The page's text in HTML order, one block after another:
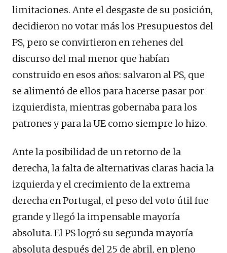
limitaciones. Ante el desgaste de su posición,
decidieron no votar más los Presupuestos del
PS, pero se convirtieron en rehenes del
discurso del mal menor que habían
construido en esos años: salvaron al PS, que
se alimentó de ellos para hacerse pasar por
izquierdista, mientras gobernaba para los
patrones y para la UE como siempre lo hizo.
Ante la posibilidad de un retorno de la
derecha, la falta de alternativas claras hacia la
izquierda y el crecimiento de la extrema
derecha en Portugal, el peso del voto útil fue
grande y llegó la impensable mayoría
absoluta. El PS logró su segunda mayoría
absoluta después del 25 de abril, en pleno